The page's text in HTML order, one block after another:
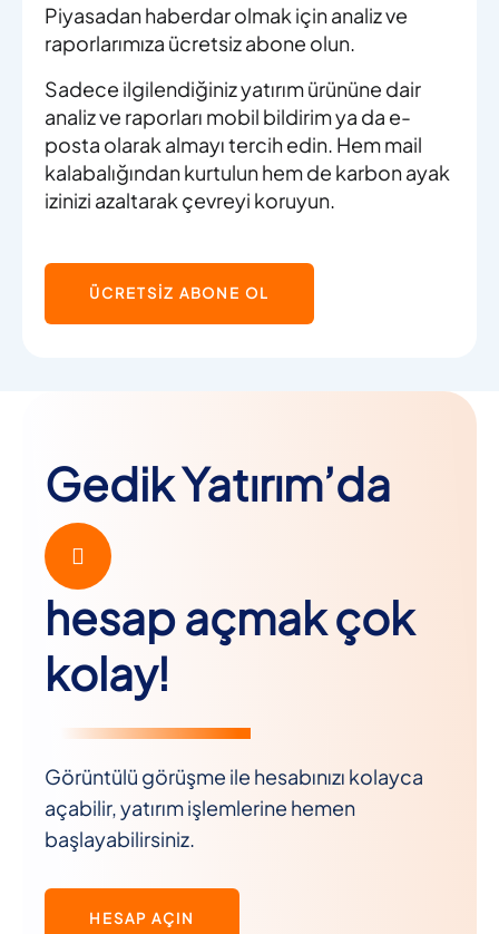
Piyasadan haberdar olmak için analiz ve
raporlarımıza ücretsiz abone olun.
Sadece ilgilendiğiniz yatırım ürününe dair
analiz ve raporları mobil bildirim ya da e-
posta olarak almayı tercih edin. Hem mail
kalabalığından kurtulun hem de karbon ayak
izinizi azaltarak çevreyi koruyun.
ÜCRETSİZ ABONE OL
Gedik Yatırım’da
hesap açmak çok
kolay!
Görüntülü görüşme ile hesabınızı kolayca
açabilir, yatırım işlemlerine hemen
başlayabilirsiniz.
HESAP AÇIN